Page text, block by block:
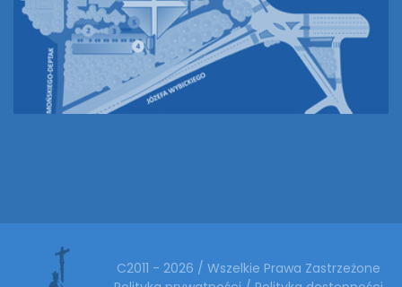
C2011 - 2026 / Wszelkie Prawa Zastrzeżone